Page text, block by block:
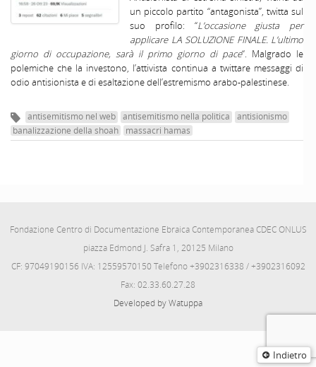
Indietro
un piccolo partito “antagonista”, twitta sul
suo profilo: “L’occasione giusta per
applicare LA SOLUZIONE FINALE. L’ultimo
giorno di occupazione, sarà il primo giorno di pace“. Malgrado le
polemiche che la investono, l’attivista continua a twittare messaggi di
odio antisionista e di esaltazione dell’estremismo arabo-palestinese.
antisemitismo nel web antisemitismo nella politica
antisionismo
banalizzazione della shoah
massacri hamas
Fondazione Centro di Documentazione Ebraica Contemporanea CDEC ONLUS
piazza Edmond J. Safra 1, 20125 Milano
CF: 97049190156 IVA: 12559570150 Telefono +3902316338 / +3902316092
Fax: 02.33.60.27.28
Developed by Watuppa